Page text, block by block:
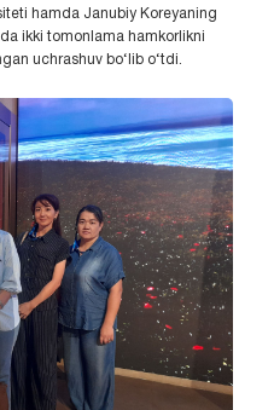
hamda Janubiy Koreyaning
ikki tomonlama hamkorlikni
uchrashuv bo‘lib o‘tdi.